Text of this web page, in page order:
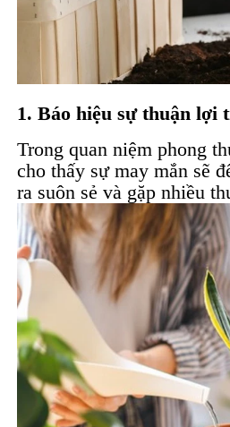
1. Báo hiệu sự thuận lợi
Trong quan niệm phong
cho thấy sự may mắn sẽ
ra suôn sẻ và gặp nhiều